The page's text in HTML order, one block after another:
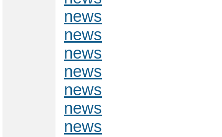
news
news
news
news
news
news
news